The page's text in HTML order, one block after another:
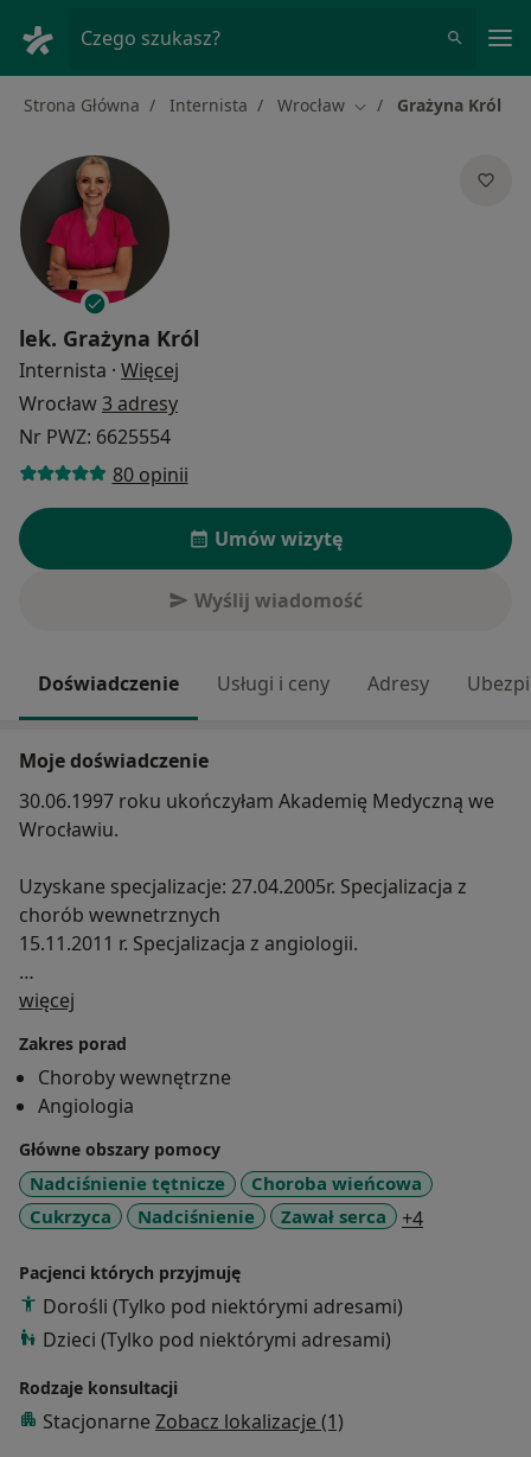
Czego szukasz?
Strona Główna Internista Wrocław Zmień miasto
Grażyna Król
lek. Grażyna Król
Internista · Więcej
Wrocław3 adresy
Nr PWZ: 6625554
80 opinii
Umów wizytę
Wyślij wiadomość
Doświadczenie Usługi i ceny Adresy
Moje doświadczenie
30.06.1997 roku ukończyłam Akademię Medyczną we
Wrocławiu.
Uzyskane specjalizacje: 27.04.2005r. Specjalizacja z
chorób wewnetrznych
15.11.2011 r. Specjalizacja z angiologii.
Uczestnictwo w wielu kursach wykonywania badań
Posiadam kwalifikacje do samodzielnego
wykonywania badań ultrasonograficznych.
więcej
Zakres porad
Choroby wewnętrzne
Angiologia
Główne obszary pomocy
Nadciśnienie tętnicze
Choroba wieńcowa
Cukrzyca
Nadciśnienie Zawał serca +4
Pacjenci których przyjmuję
Dorośli (Tylko pod niektórymi adresami)
Dzieci (Tylko pod niektórymi adresami)
Rodzaje konsultacji
Stacjonarne Zobacz lokalizacje (1)